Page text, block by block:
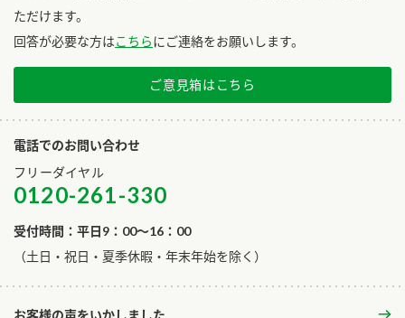
ただけます。
回答が必要な方はこちらにご連絡をお願いします。
ご意見箱はこちら
電話でのお問い合わせ
フリーダイヤル
0120-261-330
受付時間：平日9：00～16：00
​（土日・祝日・夏季休暇・年末年始を除く）
お客様の声をいかしました